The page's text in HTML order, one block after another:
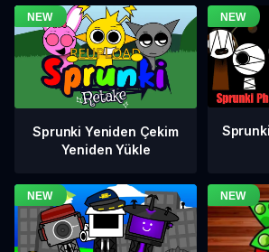
Sprunki Yeniden Çekim
Yeniden Yükle